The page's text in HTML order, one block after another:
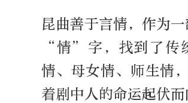
昆曲善于言情，作为
“情”字，找到了传
情、母女情、师生
着剧中人的命运起伏